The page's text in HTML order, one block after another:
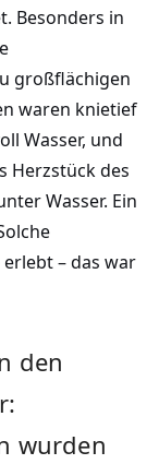
Besonders in
großflächigen
waren knietief
Wasser, und
Herzstück des
Wasser. Ein
– das war
den
wurden